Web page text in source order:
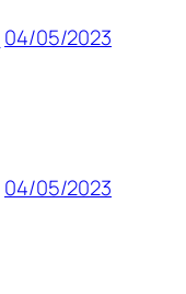
04/05/2023
04/05/2023